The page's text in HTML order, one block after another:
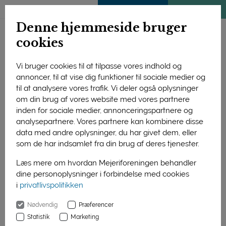
Denne hjemmeside bruger
cookies
Vi bruger cookies til at tilpasse vores indhold og
annoncer, til at vise dig funktioner til sociale medier og
til at analysere vores trafik. Vi deler også oplysninger
om din brug af vores website med vores partnere
inden for sociale medier, annonceringspartnere og
analysepartnere. Vores partnere kan kombinere disse
data med andre oplysninger, du har givet dem, eller
som de har indsamlet fra din brug af deres tjenester.
Læs mere om hvordan Mejeriforeningen behandler
dine personoplysninger i forbindelse med cookies
i privatlivspolitikken
Nødvendig
Præferencer
Statistik
Marketing
Mammen Mejerierne køber Kirkeby Cheese Export A/S